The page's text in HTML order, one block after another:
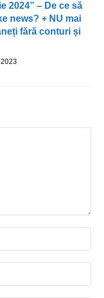
2024” – De ce să
news? + NU mai
fără conturi și